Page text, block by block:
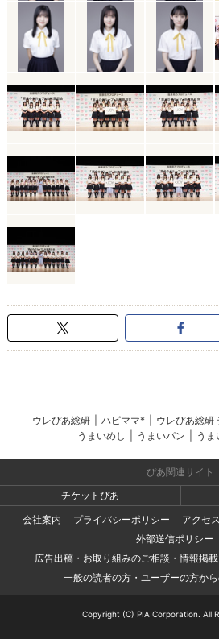
ウレぴあ総研 ハピママ* ウレぴあ総研
うまいめし
うまいパン うま
ぴあ関連サイト
チケットぴあ
会社案内
プライバシーポリシー
アクセ
外部送信ポリシー
広告出稿・お取り組みのご相談・情報掲
一般の読者の方・ユーザーの方か
Copyright (C) PIA Corporation. All